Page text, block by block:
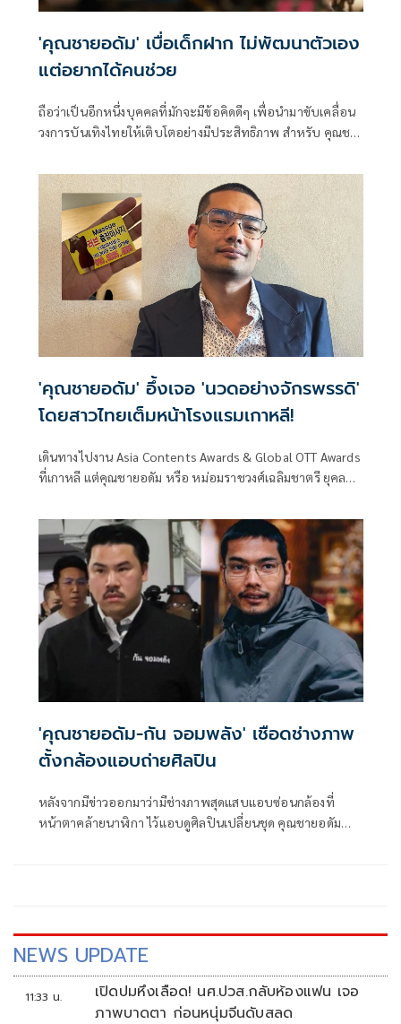
'คุณชายอดัม' เบื่อเด็กฝาก ไม่พัฒนาตัวเอง
แต่อยากได้คนช่วย
ถือว่าเป็นอีกหนึ่งบุคคลที่มักจะมีข้อคิดดีๆ เพื่อนำมาขับเคลื่อน
วงการบันเทิงไทยให้เติบโตอย่างมีประสิทธิภาพ สำหรับ คุณชา
เด็กฝาก ที่อยากได้งานแต่ไม่มีระเบียบวินัย และไม่ยอมพัฒนา
ตัวเอง ย้ำลำพังแค่สวยหล่อ ไม่พอสำหรับอาชีพนี้
'คุณชายอดัม' อึ้งเจอ 'นวดอย่างจักรพรรดิ'
โดยสาวไทยเต็มหน้าโรงแรมเกาหลี!
เดินทางไปงาน Asia Contents Awards & Global OTT Awards
ที่เกาหลี แต่คุณชายอดัม หรือ หม่อมราชวงศ์เฉลิมชาตรี ยุคล
ยังไงก็ไม่น่าใช่ชุดยูนิฟอร์มของหมอนวดทั่วไป แถมมีราคาสูง
กว่าการนวดปกติ พร้อมมีเบอร์โทร. และข้อความที่แปลเป็นไทย
ว่า "นวดอย่างจักรพรรดิ"
'คุณชายอดัม-กัน จอมพลัง' เชือดช่างภาพ
ตั้งกล้องแอบถ่ายศิลปิน
หลังจากมีข่าวออกมาว่ามีช่างภาพสุดแสบแอบซ่อนกล้องที่
หน้าตาคล้ายนาฬิกา ไว้แอบดูศิลปินเปลี่ยนชุด คุณชายอดัม
NEWS UPDATE
11:33 น.
เปิดปมหึงเลือด! นศ.ปวส.กลับห้องแฟน เจอ
ภาพบาดตา ก่อนหนุ่มจีนดับสลด